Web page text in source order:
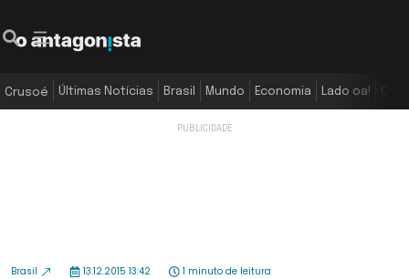
Crusoé Últimas Notícias Brasil Mundo Economia Lado oa!
Brasil 13.12.2015 13:42 1 minuto de leitura